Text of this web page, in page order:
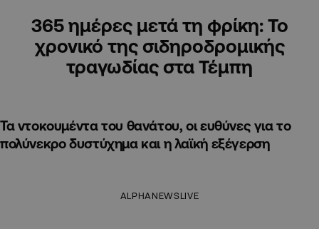
365 ημέρες μετά τη φρίκη: Το
χρονικό της σιδηροδρομικής
τραγωδίας στα Τέμπη
Τα ντοκουμέντα του θανάτου, οι ευθύνες για το
πολύνεκρο δυστύχημα και η λαϊκή εξέγερση
ALPHANEWSLIVE